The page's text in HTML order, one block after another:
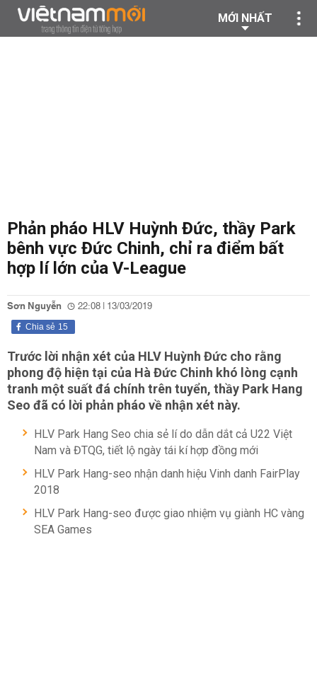
MỚI NHẤT
Phản pháo HLV Huỳnh Đức, thầy Park
bênh vực Đức Chinh, chỉ ra điểm bất
hợp lí lớn của V-League
Sơn Nguyễn 22:08 | 13/03/2019
15
Chia sẻ
Trước lời nhận xét của HLV Huỳnh Đức cho rằng
phong độ hiện tại của Hà Đức Chinh khó lòng cạnh
tranh một suất đá chính trên tuyển, thầy Park Hang
Seo đã có lời phản pháo về nhận xét này.
HLV Park Hang Seo chia sẻ lí do dẫn dắt cả U22 Việt
Nam và ĐTQG, tiết lộ ngày tái kí hợp đồng mới
HLV Park Hang-seo nhận danh hiệu Vinh danh FairPlay
2018
HLV Park Hang-seo được giao nhiệm vụ giành HC vàng
SEA Games